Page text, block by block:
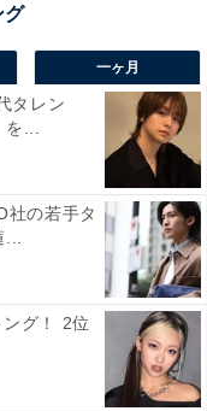
一ヶ月
タレン
...
社の若手タ
ング！ 2位